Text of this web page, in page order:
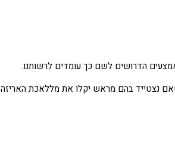
הדרושים לשם כך עומדים לרשותנו.
נצטייד בהם מראש יקלו את מללאכת האריזה